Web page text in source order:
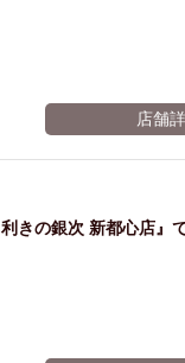
変
レ
ン
店舗
きの銀次 新都心店』